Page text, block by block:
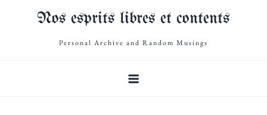
Nos esprits libres et contents
Personal Archive and Random Musings